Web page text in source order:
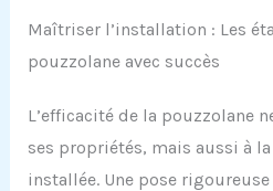
Maîtriser l’installation : Les
pouzzolane avec succès
L’efficacité de la pouzzolane
ses propriétés, mais aussi à
installée. Une pose